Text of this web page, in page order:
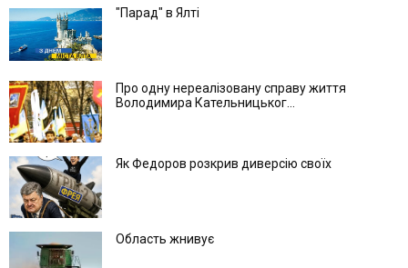
"Парад" в Ялті
Про одну нереалізовану справу життя
Володимира Кательницьког...
Як Федоров розкрив диверсію своїх
Область жнивує